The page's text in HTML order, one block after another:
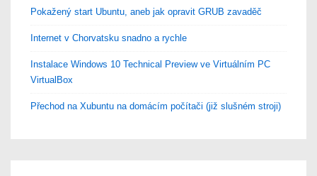
Pokažený start Ubuntu, aneb jak opravit GRUB zavaděč
Internet v Chorvatsku snadno a rychle
Instalace Windows 10 Technical Preview ve Virtuálním PC
VirtualBox
Přechod na Xubuntu na domácím počítači (již slušném stroji)